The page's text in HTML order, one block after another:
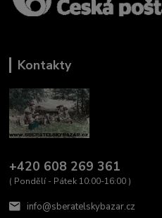
Kontakty
+420 608 269 361
( Pondělí - Pátek 10:00-16:00 )
info@sberatelskybazar.cz